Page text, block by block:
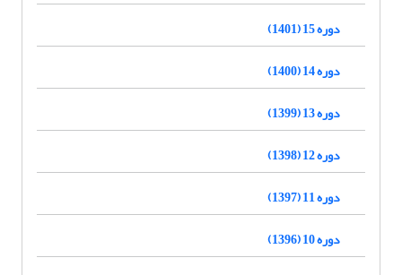
دوره 15 (1401)
دوره 14 (1400)
دوره 13 (1399)
دوره 12 (1398)
دوره 11 (1397)
دوره 10 (1396)